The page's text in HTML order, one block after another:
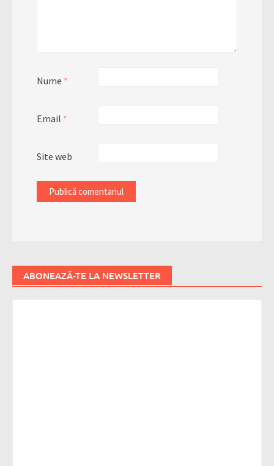
Nume *
Email *
Site web
ABONEAZĂ-TE LA NEWSLETTER